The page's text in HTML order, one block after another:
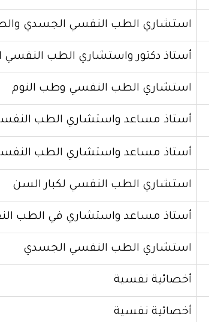
استشاري الطب النفسي الجسدي
أستاذ دكتور واستشاري الطب
استشاري الطب النفسي وطب النوم
أستاذ مساعد واستشاري الطب
أستاذ مساعد واستشاري الطب
استشاري الطب النفسي لكبار السن
أستاذ مساعد واستشاري في الطب
استشاري الطب النفسي الجسدي
أخصائية نفسية
أخصائية نفسية